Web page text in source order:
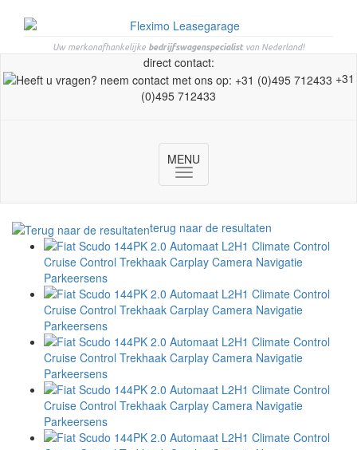
Uw merkonafhankelijke bedrijfswagenspecialistvan Nederland!
direct contact:
+31
(0)495 712433
MENU
Toggle
navigation
terug naar de resultaten